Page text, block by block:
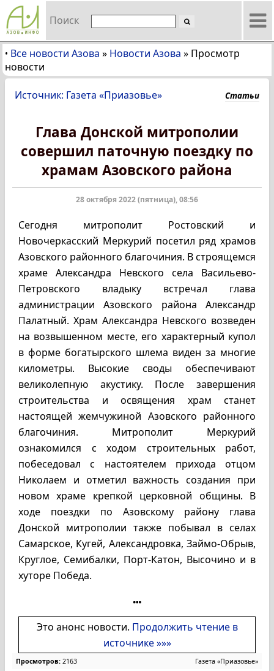
Поиск
• Все новости Азова » Новости Азова » Просмотр
новости
Источник: Газета «Приазовье» Статьи
Глава Донской митрополии
совершил паточную поездку по
храмам Азовского района
28 октября 2022 (пятница), 08:56
Сегодня митрополит Ростовский и
Новочеркасский Меркурий посетил ряд храмов
Азовского районного благочиния. В строящемся
храме Александра Невского села Васильево-
Петровского владыку встречал глава
администрации Азовского района Александр
Палатный. Храм Александра Невского возведен
на возвышенном месте, его характерный купол
в форме богатырского шлема виден за многие
километры. Высокие своды обеспечивают
великолепную акустику. После завершения
строительства и освящения храм станет
настоящей жемчужиной Азовского районного
благочиния. Митрополит Меркурий
ознакомился с ходом строительных работ,
побеседовал с настоятелем прихода отцом
Николаем и отметил важность создания при
новом храме крепкой церковной общины. В
ходе поездки по Азовскому району глава
Донской митрополии также побывал в селах
Самарское, Кугей, Александровка, Займо-Обрыв,
Круглое, Семибалки, Порт-Катон, Высочино и в
хуторе Победа.
Это анонс новости. Продолжить чтение в
источнике »»»
Просмотров: 2163 Газета «Приазовье»